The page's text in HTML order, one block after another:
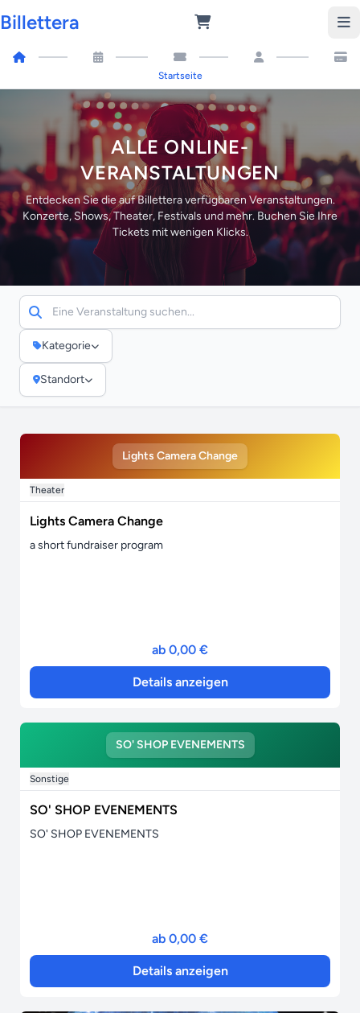
Billettera
Startseite
ALLE ONLINE-
VERANSTALTUNGEN
Entdecken Sie die auf Billettera verfügbaren Veranstaltungen.
Konzerte, Shows, Theater, Festivals und mehr. Buchen Sie Ihre
Tickets mit wenigen Klicks.
Kategorie
Standort
Lights Camera Change
Theater
Lights Camera Change
a short fundraiser program
ab 0,00 €
Details anzeigen
SO' SHOP EVENEMENTS
Sonstige
SO' SHOP EVENEMENTS
SO' SHOP EVENEMENTS
ab 0,00 €
Details anzeigen